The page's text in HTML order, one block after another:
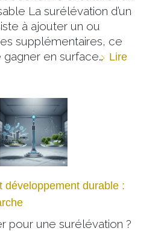
La surélévation d’un
à ajouter un ou
supplémentaires, ce
en surface… Lire
développement durable :
pour une surélévation ?